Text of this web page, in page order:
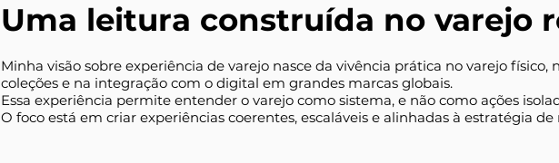
Uma leitura construída no varejo
Minha visão sobre experiência de varejo nasce da vivência prática no varejo físico,
coleções e na integração com o digital em grandes marcas globais.
Essa experiência permite entender o varejo como sistema, e não como ações
O foco está em criar experiências coerentes, escaláveis e alinhadas à estratégia